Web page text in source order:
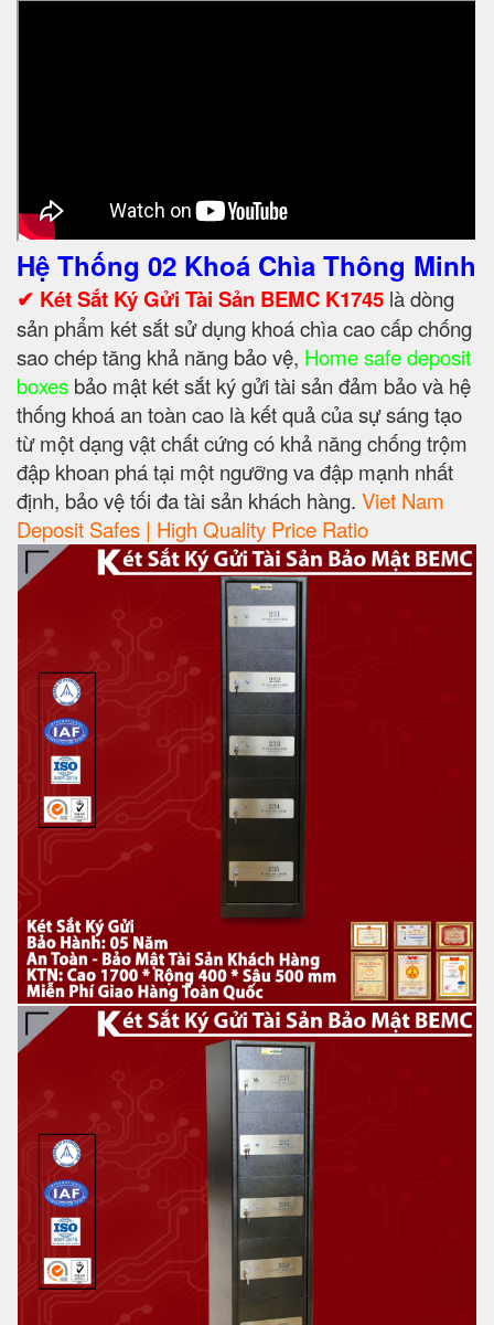
Hệ Thống 02 Khoá Chìa Thông Minh
✔ Két Sắt Ký Gửi Tài Sản BEMC K1745 là dòng
sản phẩm két sắt sử dụng khoá chìa cao cấp chống
sao chép tăng khả năng bảo vệ, Home safe deposit
boxes bảo mật két sắt ký gửi tài sản đảm bảo và hệ
thống khoá an toàn cao là kết quả của sự sáng tạo
từ một dạng vật chất cứng có khả năng chống trộm
đập khoan phá tại một ngưỡng va đập mạnh nhất
định, bảo vệ tối đa tài sản khách hàng. Viet Nam
Deposit Safes | High Quality Price Ratio